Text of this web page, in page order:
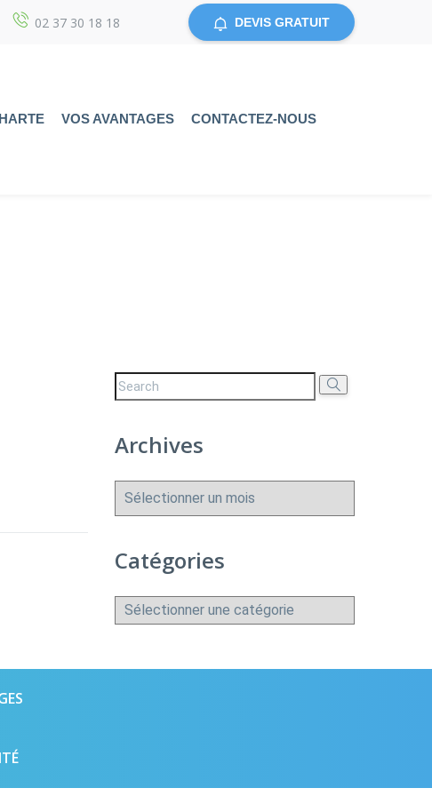
02 37 30 18 18 DEVIS GRATUIT
VOS AVANTAGES CONTACTEZ-NOUS
Archives
Archives
Catégories
Catégories